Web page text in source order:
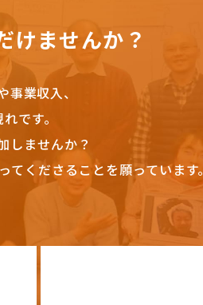
けませんか？
業収入、
です。
しませんか？
くださることを願っています。